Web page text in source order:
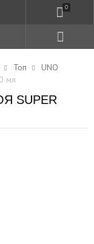
0
Топ
UNO
мл
SUPER